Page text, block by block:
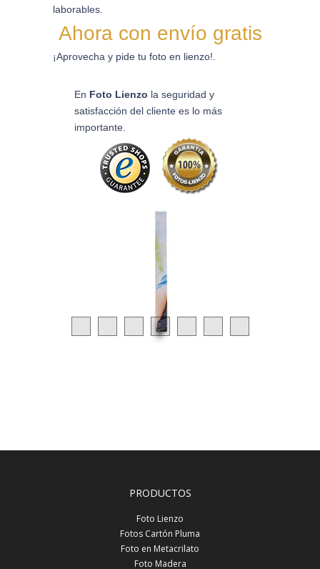
laborables.
Ahora con envío gratis
¡Aprovecha y pide tu foto en lienzo!.
En Foto Lienzo la seguridad y
satisfacción del cliente es lo más
importante.
PRODUCTOS
Foto Lienzo
Fotos Cartón Pluma
Foto en Metacrilato
Foto Madera